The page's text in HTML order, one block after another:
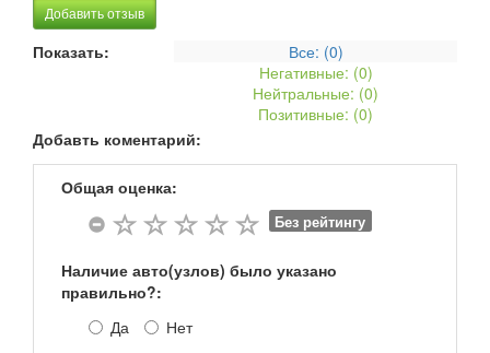
Добавить отзыв
Показать: Все: (0)
Негативные: (0)
Нейтральные: (0)
Позитивные: (0)
Добавть коментарий:
Общая оценка:
Без рейтингу
Наличие авто(узлов) было указано
правильно?:
Да
Нет